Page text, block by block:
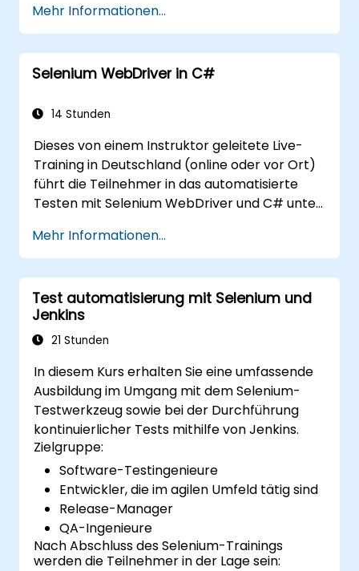
Analyse betrügerischer Daten zu
realisieren.
Mehr Informationen...
Selenium WebDriver in C#
14 Stunden
Dieses von einem Instruktor geleitete Live-
Training in Deutschland (online oder vor Ort)
führt die Teilnehmer in das automatisierte
Testen mit Selenium WebDriver und C# unter
keine Programmierkenntnisse in C# besitzen
oder Ihre Kenntnisse auffrischen möchten,
empfehlen wir Ihnen den Kurs: C# für
Automatisierungstest-Ingenieure.
Mehr Informationen...
Test automatisierung mit Selenium und
Jenkins
21 Stunden
In diesem Kurs erhalten Sie eine umfassende
Ausbildung im Umgang mit dem Selenium-
Testwerkzeug sowie bei der Durchführung
kontinuierlicher Tests mithilfe von Jenkins.
Zielgruppe:
Software-Testingenieure
Entwickler, die im agilen Umfeld tätig sind
Release-Manager
QA-Ingenieure
Nach Abschluss des Selenium-Trainings
werden die Teilnehmer in der Lage sein: